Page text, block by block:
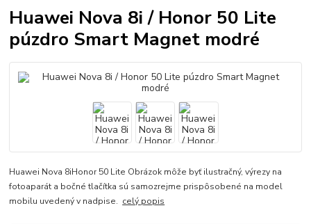
Huawei Nova 8i / Honor 50 Lite
púzdro Smart Magnet modré
Huawei Nova 8iHonor 50 Lite Obrázok môže byť ilustračný, výrezy na
fotoaparát a bočné tlačítka sú samozrejme prispôsobené na model
mobilu uvedený v nadpise. celý popis